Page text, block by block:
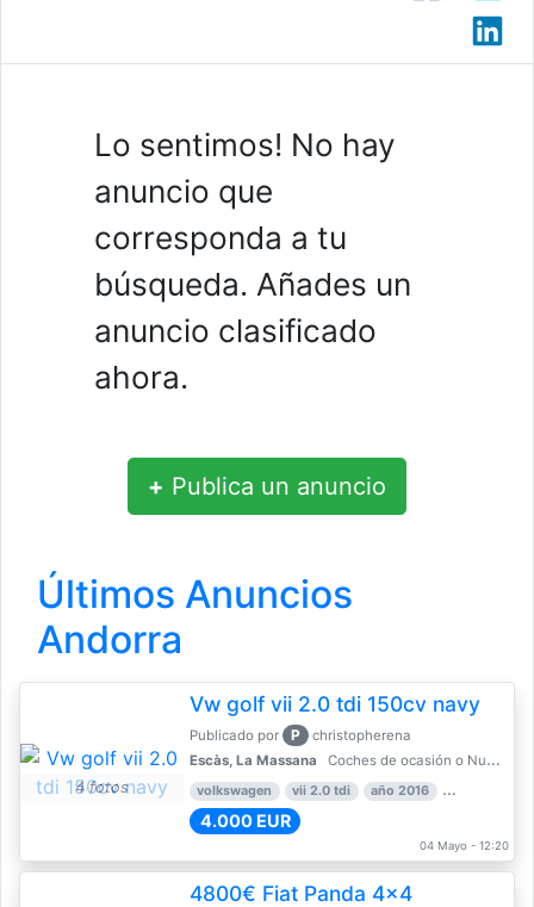
Lo sentimos! No hay
anuncio que
corresponda a tu
búsqueda. Añades un
anuncio clasificado
ahora.
+ Publica un anuncio
Últimos Anuncios
Andorra
4 fotos
Vw golf vii 2.0 tdi 150cv navy
Publicado por P
christopherena
Escàs, La Massana
Coches de ocasión o Nuevo
volkswagen vii 2.0 tdi año 2016 80.000 km
4.000 EUR
04 Mayo - 12:20
4800€ Fiat Panda 4x4